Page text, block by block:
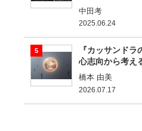
中田考
2025.06.24
『カッサンド
心志向から考え
橋本 由美
2026.07.17